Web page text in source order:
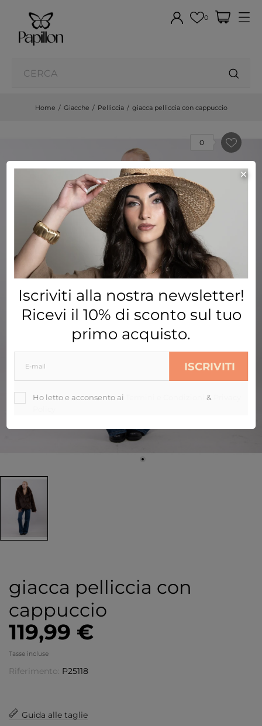
0
Home Giacche Pelliccia giacca pelliccia con cappuccio
0
giacca pelliccia con
cappuccio
119,99 €
Tasse incluse
Riferimento: P25118
Guida alle taglie
Iscriviti alla nostra newsletter!
Ricevi il 10% di sconto sul tuo
primo acquisto.
ISCRIVITI
Ho letto e acconsento ai &
×